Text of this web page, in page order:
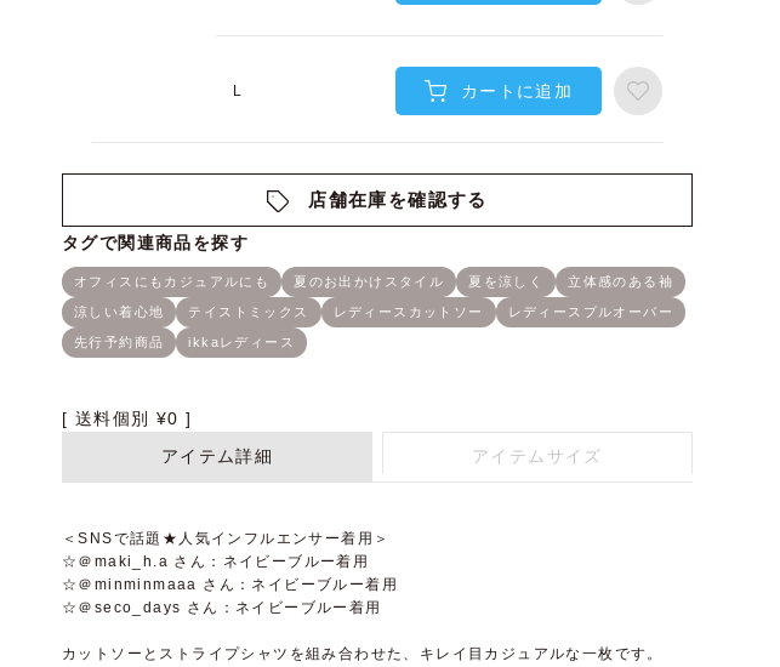
L カートに追加
店舗在庫を確認する
送料個別 ¥0
アイテム詳細
アイテムサイズ
＜SNSで話題★人気インフルエンサー着用＞
☆＠maki_h.a さん：ネイビーブルー着用
☆＠minminmaaa さん：ネイビーブルー着用
☆＠seco_days さん：ネイビーブルー着用
カットソーとストライプシャツを組み合わせた、キレイ目カジュアルな一枚です。